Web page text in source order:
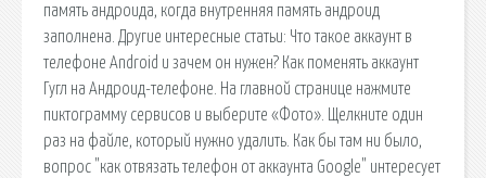
память андроида, когда внутренняя память андроид
заполнена. Другие интересные статьи: Что такое аккаунт в
телефоне Android и зачем он нужен? Как поменять аккаунт
Гугл на Андроид-телефоне. На главной странице нажмите
пиктограмму сервисов и выберите «Фото». Щелкните один
раз на файле, который нужно удалить. Как бы там ни было,
вопрос "как отвязать телефон от аккаунта Google" интересует